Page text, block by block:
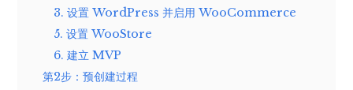
3. 设置 WordPress 并启用 WooCommerce
5. 设置 WooStore
6. 建立 MVP
第2步：预创建过程